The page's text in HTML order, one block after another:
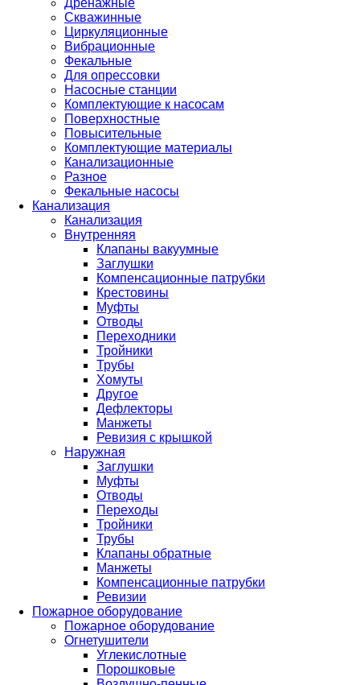
Дренажные
Скважинные
Циркуляционные
Вибрационные
Фекальные
Для опрессовки
Насосные станции
Комплектующие к насосам
Поверхностные
Повысительные
Комплектующие материалы
Канализационные
Разное
Фекальные насосы
Канализация
Канализация
Внутренняя
Клапаны вакуумные
Заглушки
Компенсационные патрубки
Крестовины
Муфты
Отводы
Переходники
Тройники
Трубы
Хомуты
Другое
Дефлекторы
Манжеты
Ревизия с крышкой
Наружная
Заглушки
Муфты
Отводы
Переходы
Тройники
Трубы
Клапаны обратные
Манжеты
Компенсационные патрубки
Ревизии
Пожарное оборудование
Пожарное оборудование
Огнетушители
Углекислотные
Порошковые